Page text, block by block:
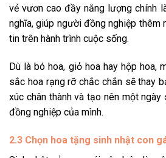
vẻ vươn cao đầy năng lượng chính
nghĩa, giúp người đồng nghiệp thêm
tin trên hành trình cuộc sống.
Dù là bó hoa, giỏ hoa hay hộp hoa,
sắc hoa rạng rỡ chắc chắn sẽ thay
xúc chân thành và tạo nên một
đồng nghiệp của mình.
2.3 Chọn hoa tặng sinh nhật con